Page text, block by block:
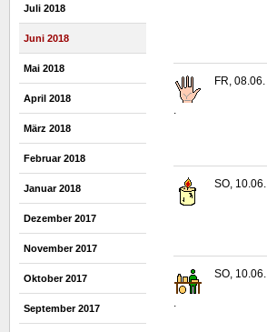
Juli 2018
Juni 2018
Mai 2018
April 2018
März 2018
Februar 2018
Januar 2018
Dezember 2017
November 2017
Oktober 2017
September 2017
.
FR, 08.06.
SO, 10.06.
.
SO, 10.06.